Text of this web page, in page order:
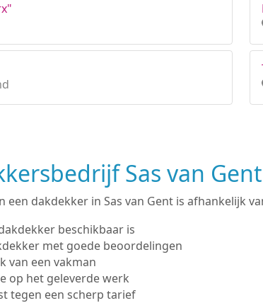
Sas van
een dakdekker in Sas van Gent is afhankelijk
beschikbaar is
met goede beoordelingen
van een vakman
op het geleverde werk
tegen een scherp tarief